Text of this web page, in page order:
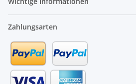
Zahlungsarten